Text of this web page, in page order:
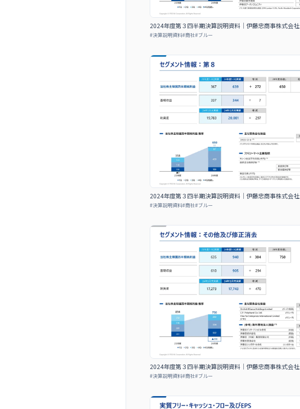
2024年度第３四半期決算説明資料｜伊藤忠商事株式会社
#決算説明資料#商社#ブルー
2024年度第３四半期決算説明資料｜伊藤忠商事株式会社
#決算説明資料#商社#ブルー
2024年度第３四半期決算説明資料｜伊藤忠商事株式会社
#決算説明資料#商社#ブルー